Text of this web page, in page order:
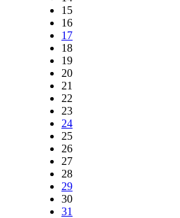
15
16
17
18
19
20
21
22
23
24
25
26
27
28
29
30
31